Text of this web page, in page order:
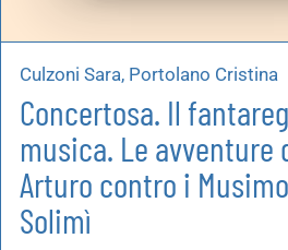
Culzoni Sara, Portolano Cristina
Concertosa. Il
musica. Le avventure
Arturo contro i
Solimì